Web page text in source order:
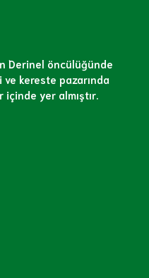
Derinel öncülüğünde
kereste pazarında
içinde yer almıştır.